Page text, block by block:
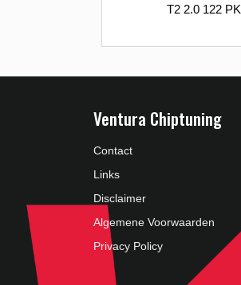
T2 2.0 122 PK
Ventura Chiptuning
Contact
Links
Disclaimer
Algemene Voorwaarden
Privacy Policy